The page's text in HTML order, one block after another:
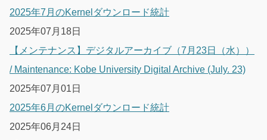
2025年7月のKernelダウンロード統計
2025年07月18日
【メンテナンス】デジタルアーカイブ（7月23日（水））
/ Maintenance: Kobe University Digital Archive (July. 23)
2025年07月01日
2025年6月のKernelダウンロード統計
2025年06月24日